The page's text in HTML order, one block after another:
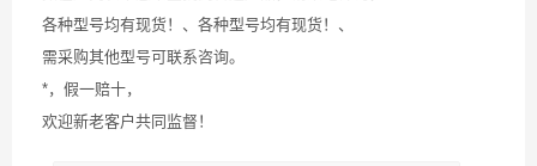
各种型号均有现货！、各种型号均有现货！、
需采购其他型号可联系咨询。
*，假一赔十，
欢迎新老客户共同监督！